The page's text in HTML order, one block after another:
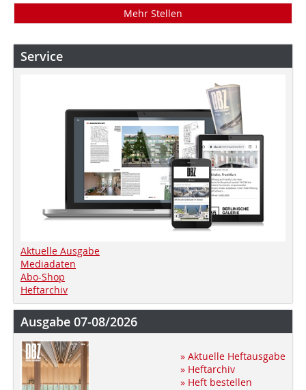
Mehr Stellen
Service
Aktuelle Ausgabe
Mediadaten
Abo-Shop
Heftarchiv
Ausgabe 07-08/2026
» Aktuelle Heftausgabe
» Heftarchiv
» Heft bestellen